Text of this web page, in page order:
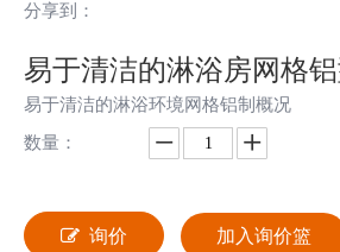
分享到：
易于清洁的淋浴房网格
易于清洁的淋浴环境网格铝制概况
数量：
询价 加入询价篮